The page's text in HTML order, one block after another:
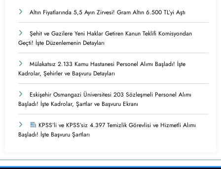
Altın Fiyatlarında 5,5 Ayın Zirvesi! Gram Altın 6.500 TL’yi Aştı
Şehit ve Gazilere Yeni Haklar Getiren Kanun Teklifi Komisyondan
Geçti! İşte Düzenlemenin Detayları
Mülakatsız 2.133 Kamu Hastanesi Personel Alımı Başladı! İşte
Kadrolar, Şehirler ve Başvuru Detayları
Eskişehir Osmangazi Üniversitesi 203 Sözleşmeli Personel Alımı
Başladı! İşte Kadrolar, Şartlar ve Başvuru Ekranı
KPSS’li ve KPSS’siz 4.397 Temizlik Görevlisi ve Hizmetli Alımı
Başladı! İşte Başvuru Şartları